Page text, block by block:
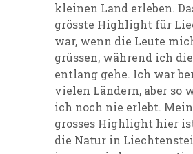
kleinen Land erleben.
grösste Highlight für
war, wenn die Leute
grüssen, während ich
entlang gehe. Ich war
vielen Ländern, aber so
ich noch nie erlebt.
grosses Highlight hier
die Natur in